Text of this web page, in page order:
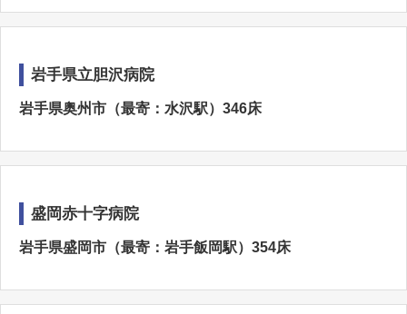
岩手県立胆沢病院
岩手県奥州市（最寄：水沢駅）346床
盛岡赤十字病院
岩手県盛岡市（最寄：岩手飯岡駅）354床